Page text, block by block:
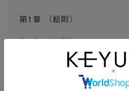
第1章 （総則）
この会員規約（以下「本規約」と
式会社ケユカ事業部（以下「弊社
する一連のサービスに関し、弊社